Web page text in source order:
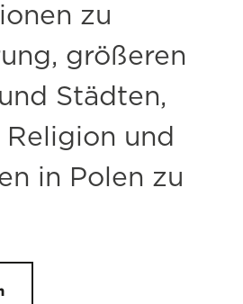
zu
größeren
Städten,
Religion und
in Polen zu